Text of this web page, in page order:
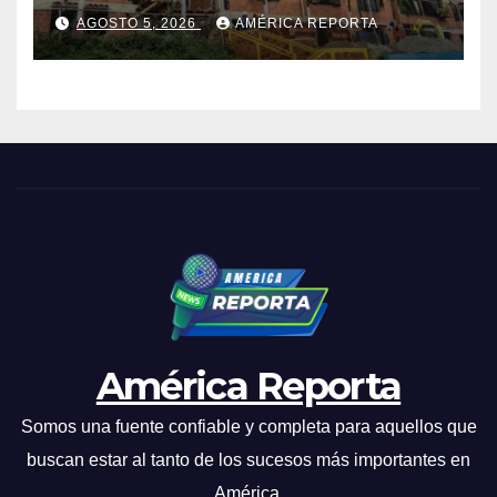
del urbanismo Ana Victoria
en La Guaira
AGOSTO 5, 2026 AMÉRICA REPORTA
América Reporta
Somos una fuente confiable y completa para aquellos que
buscan estar al tanto de los sucesos más importantes en
América.